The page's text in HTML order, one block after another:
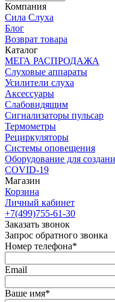
Компания
Сила Слуха
Блог
Возврат товара
Каталог
МЕГА РАСПРОДАЖА
Слуховые аппараты
Усилители слуха
Аксессуары
Слабовидящим
Сигнализаторы пульсар
Термометры
Рециркуляторы
Cистемы оповещения
Оборудование для
COVID-19
Магазин
Корзина
Личный кабинет
+7(499)755-61-30
Заказать звонок
Запрос обратного звонка
Номер телефона*
Email
Ваше имя*